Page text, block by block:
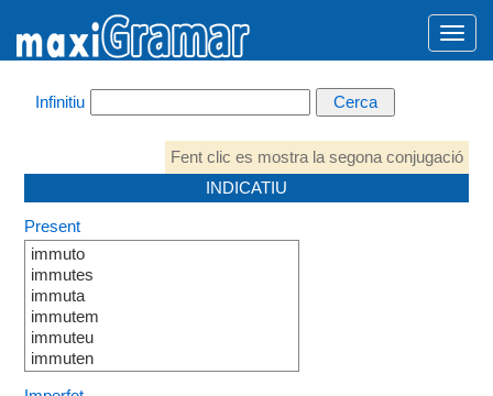
Infinitiu
Fent clic es mostra la segona conjugació
INDICATIU
Present
immuto
immutes
immuta
immutem
immuteu
immuten